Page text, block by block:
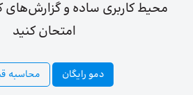
محیط کاربری ساده و گزارش‌های
امتحان کنید
دمو رایگان محاسبه